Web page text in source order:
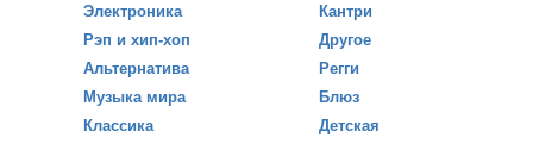
Электроника
Рэп и хип-хоп
Альтернатива
Музыка мира
Классика
Кантри
Другое
Регги
Блюз
Детская